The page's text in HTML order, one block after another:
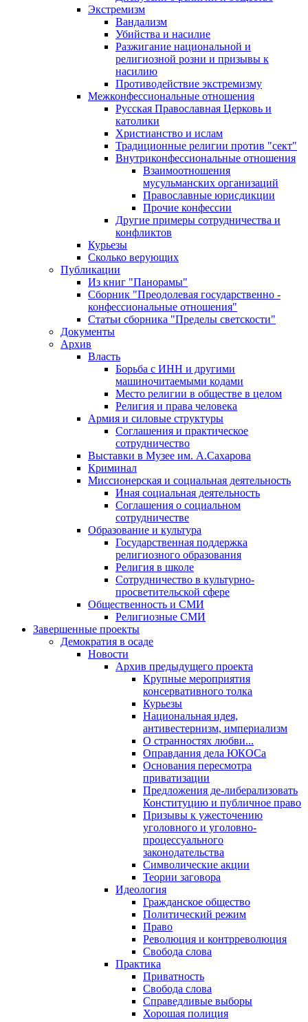
Экстремизм
Вандализм
Убийства и насилие
Разжигание национальной и
религиозной розни и призывы к
насилию
Противодействие экстремизму
Межконфессиональные отношения
Русская Православная Церковь и
католики
Христианство и ислам
Традиционные религии против "сект"
Внутриконфессиональные отношения
Взаимоотношения
мусульманских организаций
Православные юрисдикции
Прочие конфессии
Другие примеры сотрудничества и
конфликтов
Курьезы
Сколько верующих
Публикации
Из книг "Панорамы"
Сборник "Преодолевая государственно -
конфессиональные отношения"
Статьи сборника "Пределы светскости"
Документы
Архив
Власть
Борьба с ИНН и другими
машиночитаемыми кодами
Место религии в обществе в целом
Религия и права человека
Армия и силовые структуры
Соглашения и практическое
сотрудничество
Выставки в Музее им. А.Сахарова
Криминал
Миссионерская и социальная деятельность
Иная социальная деятельность
Соглашения о социальном
сотрудничестве
Образование и культура
Государственная поддержка
религиозного образования
Религия в школе
Сотрудничество в культурно-
просветительской сфере
Общественность и СМИ
Религиозные СМИ
Завершенные проекты
Демократия в осаде
Новости
Архив предыдущего проекта
Крупные мероприятия
консервативного толка
Курьезы
Национальная идея,
антивестернизм, империализм
О странностях любви...
Оправдания дела ЮКОСа
Основания пересмотра
приватизации
Предложения де-либерализовать
Конституцию и публичное право
Призывы к ужесточению
уголовного и уголовно-
процессуального
законодательства
Символические акции
Теории заговора
Идеология
Гражданское общество
Политический режим
Право
Революция и контрреволюция
Свобода слова
Практика
Приватность
Свобода слова
Справедливые выборы
Хорошая полиция